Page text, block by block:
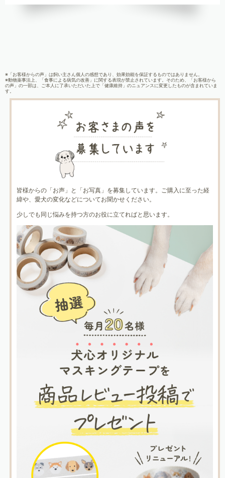
※「お客様からの声」は飼い主さん個人の感想であり、効果効能を保証するものではありません。
※動物薬事法上、「食事による病気の改善」に関する表現が禁止されています。そのため、「お客様から
の声」の一部は、ご本人に了承いただいた上で「健康維持」のニュアンスに変更したものが含まれていま
す。
皆様からの「お声」と「お写真」を募集しています。ご購入に至った経
緯や、愛犬の変化などについてお聞かせください。
少しでも同じ悩みを持つ方のお役に立てればと思います。